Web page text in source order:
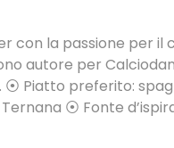
con la passione per il
autore per
⦿ Piatto preferito:
⦿ Fonte